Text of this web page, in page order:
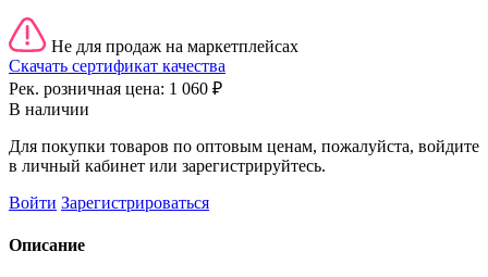
Не для продаж на маркетплейсах
Скачать сертификат качества
Рек. розничная цена: 1 060 ₽
В наличии
Для покупки товаров по оптовым ценам, пожалуйста, войдите
в личный кабинет или зарегистрируйтесь.
Войти Зарегистрироваться
Описание